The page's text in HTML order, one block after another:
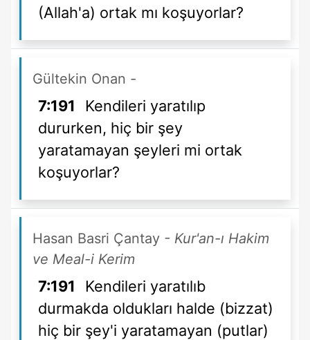
(Allah'a) ortak mı koşuyorlar?
Gültekin Onan -
7:191
Kendileri yaratılıp
dururken, hiç bir şey
yaratamayan şeyleri mi ortak
koşuyorlar?
Hasan Basri Çantay - Kur'an-ı Hakim
ve Meal-i Kerim
7:191
Kendileri yaratılıb
durmakda oldukları halde (bizzat)
hiç bir şey'i yaratamayan (putlar)